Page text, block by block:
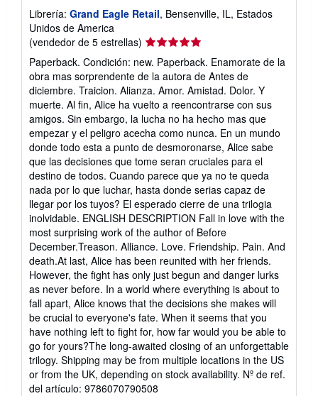
Librería: Grand Eagle Retail, Bensenville, IL, Estados
Unidos de America
(vendedor de 5 estrellas) Calificación
vendedor:
5
de
5
estrellas
Paperback. Condición: new. Paperback. Enamorate de la
obra mas sorprendente de la autora de Antes de
diciembre. Traicion. Alianza. Amor. Amistad. Dolor. Y
muerte. Al fin, Alice ha vuelto a reencontrarse con sus
amigos. Sin embargo, la lucha no ha hecho mas que
empezar y el peligro acecha como nunca. En un mundo
donde todo esta a punto de desmoronarse, Alice sabe
que las decisiones que tome seran cruciales para el
destino de todos. Cuando parece que ya no te queda
nada por lo que luchar, hasta donde serias capaz de
llegar por los tuyos? El esperado cierre de una trilogia
inolvidable. ENGLISH DESCRIPTION Fall in love with the
most surprising work of the author of Before
December.Treason. Alliance. Love. Friendship. Pain. And
death.At last, Alice has been reunited with her friends.
However, the fight has only just begun and danger lurks
as never before. In a world where everything is about to
fall apart, Alice knows that the decisions she makes will
be crucial to everyone's fate. When it seems that you
have nothing left to fight for, how far would you be able to
go for yours?The long-awaited closing of an unforgettable
trilogy. Shipping may be from multiple locations in the US
or from the UK, depending on stock availability. Nº de ref.
del artículo: 9786070790508